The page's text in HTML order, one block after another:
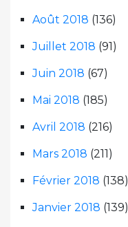
Août 2018 (136)
Juillet 2018 (91)
Juin 2018 (67)
Mai 2018 (185)
Avril 2018 (216)
Mars 2018 (211)
Février 2018 (138)
Janvier 2018 (139)